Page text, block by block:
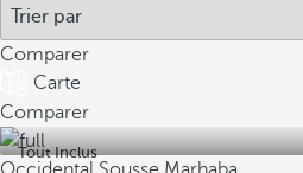
Comparer
Carte
Comparer
Tout Inclus